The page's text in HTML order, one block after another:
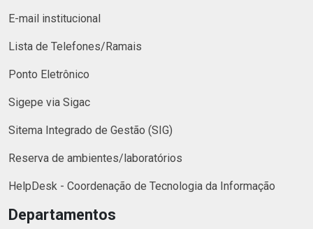
E-mail institucional
Lista de Telefones/Ramais
Ponto Eletrônico
Sigepe via Sigac
Sitema Integrado de Gestão (SIG)
Reserva de ambientes/laboratórios
HelpDesk - Coordenação de Tecnologia da Informação
Departamentos